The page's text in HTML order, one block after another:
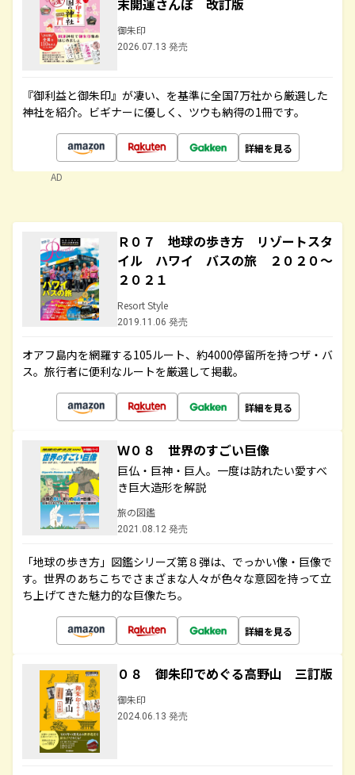
末開運さんぽ 改訂版
御朱印
2026.07.13 発売
『御利益と御朱印』が凄い、を基準に全国7万社から厳選した
神社を紹介。ビギナーに優しく、ツウも納得の1冊です。
詳細を見る
AD
Ｒ０７ 地球の歩き方 リゾートスタ
イル ハワイ バスの旅 ２０２０～
２０２１
Resort Style
2019.11.06 発売
オアフ島内を網羅する105ルート、約4000停留所を持つザ・バ
ス。旅行者に便利なルートを厳選して掲載。
詳細を見る
Ｗ０８ 世界のすごい巨像
巨仏・巨神・巨人。一度は訪れたい愛すべ
き巨大造形を解説
旅の図鑑
2021.08.12 発売
「地球の歩き方」図鑑シリーズ第８弾は、でっかい像・巨像で
す。世界のあちこちでさまざまな人々が色々な意図を持って立
ち上げてきた魅力的な巨像たち。
詳細を見る
０８ 御朱印でめぐる高野山 三訂版
御朱印
2024.06.13 発売